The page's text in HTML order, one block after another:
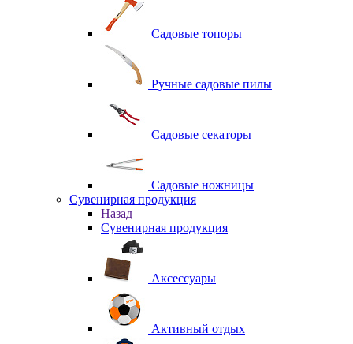
Садовые топоры
Ручные садовые пилы
Садовые секаторы
Садовые ножницы
Сувенирная продукция
Назад
Сувенирная продукция
Аксессуары
Активный отдых